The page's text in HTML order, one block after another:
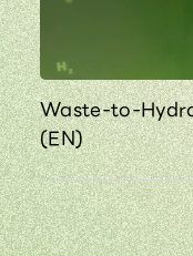
Waste-to-
(EN)